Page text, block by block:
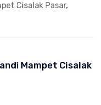
Cisalak Pasar,
Mampet Cisalak